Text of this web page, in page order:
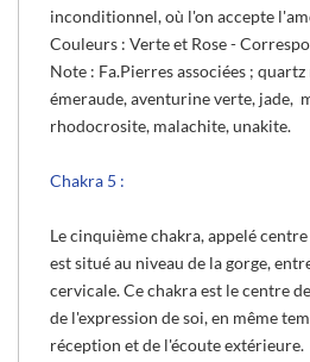
inconditionnel, où l'on accepte
Couleurs : Verte et Rose -
Note : Fa.Pierres associées ;
émeraude, aventurine verte, jade,
rhodocrosite, malachite, unakite.
Chakra 5 :
Le cinquième chakra, appelé
est situé au niveau de la gorge,
cervicale. Ce chakra est le centre
de l'expression de soi, en même
réception et de l'écoute extérieure.